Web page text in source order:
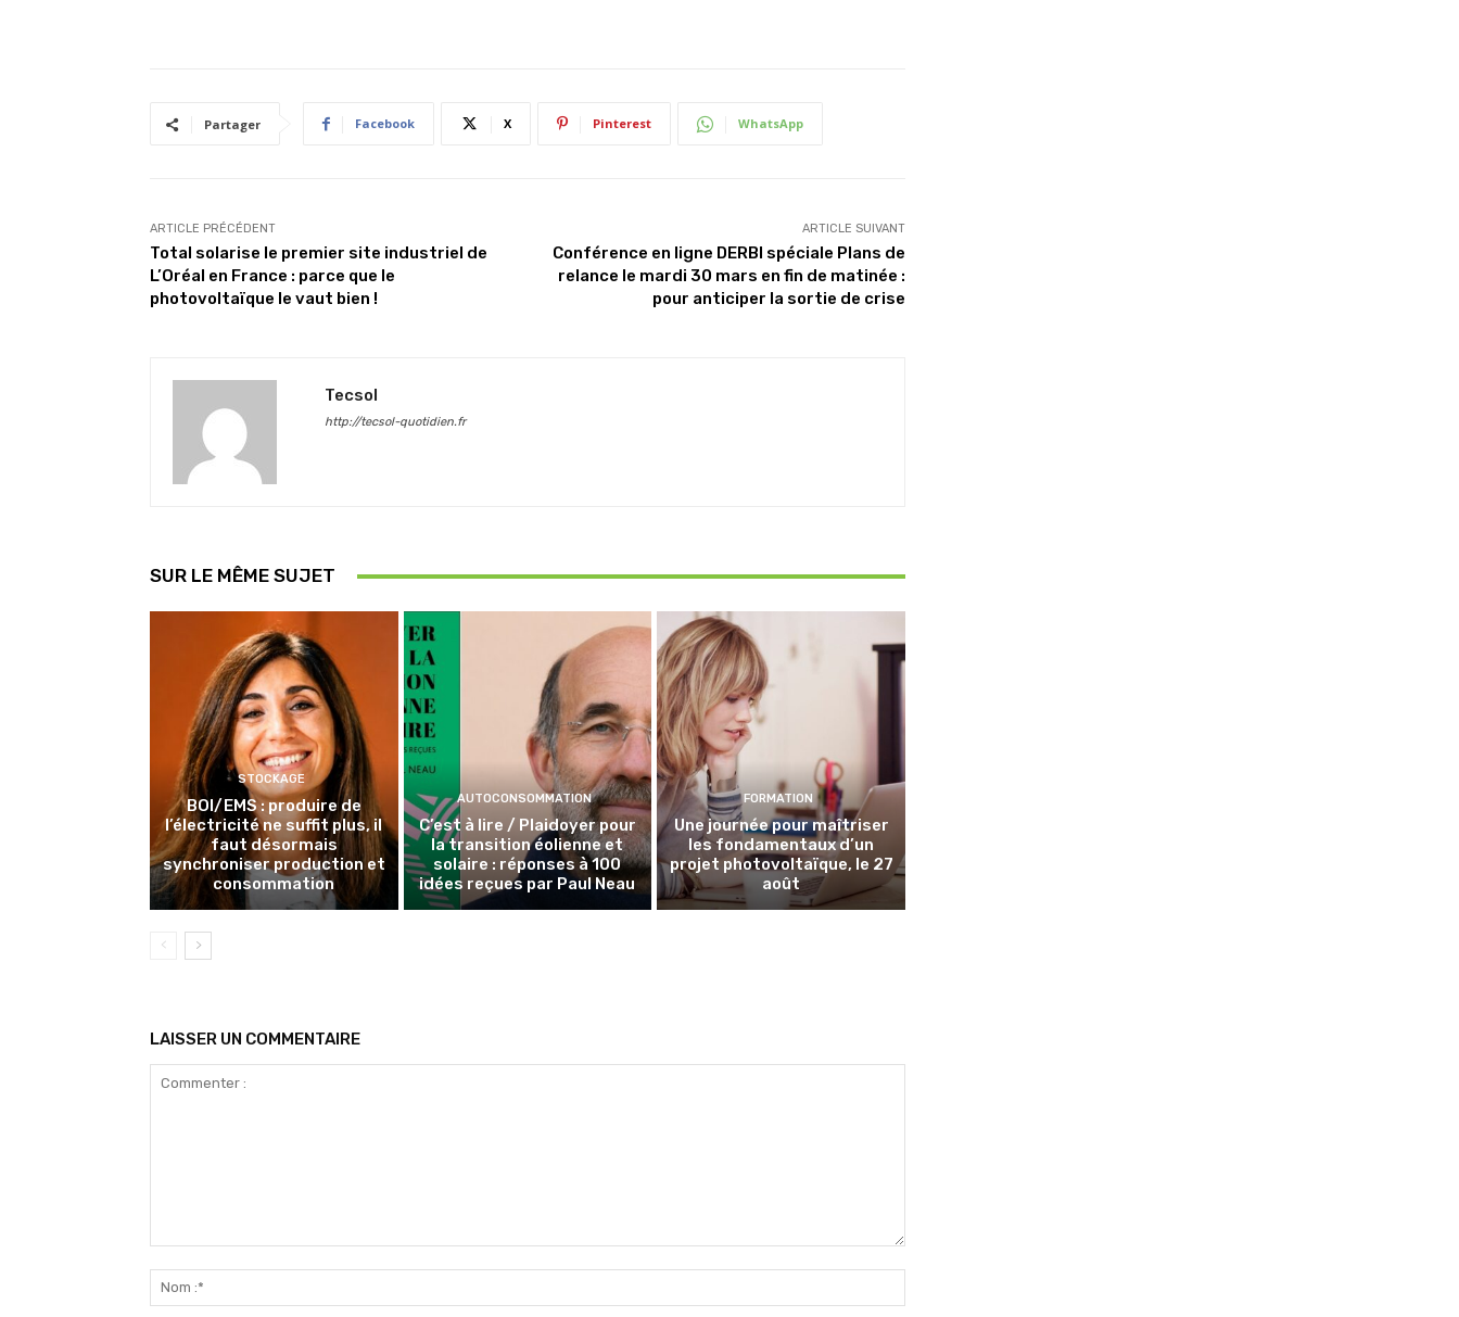
Partager Facebook X Pinterest WhatsApp
ARTICLE PRÉCÉDENT
Total solarise le premier site industriel de
L’Oréal en France : parce que le
photovoltaïque le vaut bien !
ARTICLE SUIVANT
Conférence en ligne DERBI spéciale Plans de
relance le mardi 30 mars en fin de matinée :
pour anticiper la sortie de crise
Tecsol
http://tecsol-quotidien.fr
SUR LE MÊME SUJET
STOCKAGE
BOI/EMS : produire de
l’électricité ne suffit plus, il
faut désormais
synchroniser production et
consommation
AUTOCONSOMMATION
C’est à lire / Plaidoyer pour
la transition éolienne et
solaire : réponses à 100
idées reçues par Paul Neau
FORMATION
Une journée pour maîtriser
les fondamentaux d’un
projet photovoltaïque, le 27
août
LAISSER UN COMMENTAIRE